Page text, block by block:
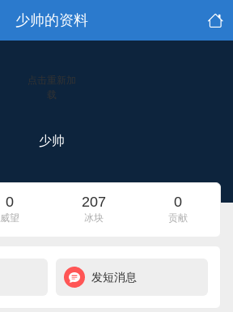
少帅的资料
点击重新加
载
少帅
0
威望
207
冰块
0
贡献
发短消息